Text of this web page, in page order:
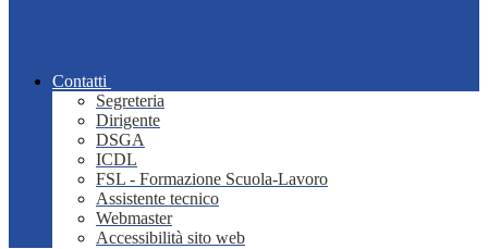
Contatti
Segreteria
Dirigente
DSGA
ICDL
FSL - Formazione Scuola-Lavoro
Assistente tecnico
Webmaster
Accessibilità sito web